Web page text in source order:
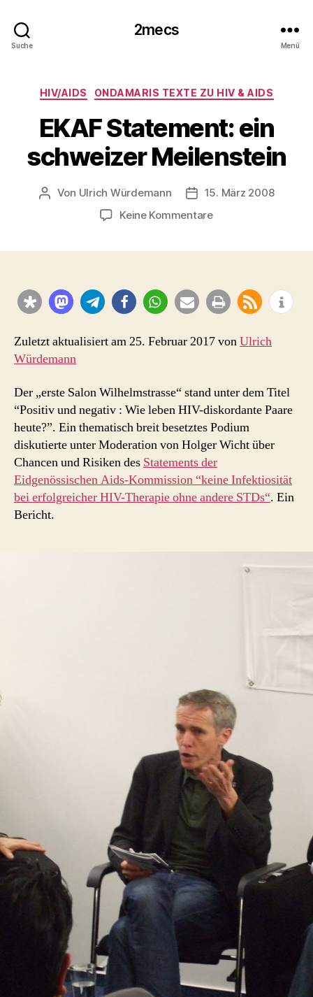
Suche
2mecs
Menü
Kategorien
HIV/AIDS ONDAMARIS TEXTE ZU HIV & AIDS
EKAF Statement: ein
schweizer Meilenstein
Beitragsautor
Von Ulrich Würdemann Beitragsdatum
15. März 2008
Keine Kommentarezu
Meilenstein
Zuletzt aktualisiert am 25. Februar 2017 vonUlrich
Würdemann
Der „erste Salon Wilhelmstrasse“ stand unter dem Titel
“Positiv und negativ : Wie leben HIV-diskordante Paare
heute?”. Ein thematisch breit besetztes Podium
diskutierte unter Moderation von Holger Wicht über
Chancen und Risiken des Statements der
Eidgenössischen Aids-Kommission “keine Infektiosität
bei erfolgreicher HIV-Therapie ohne andere STDs“. Ein
Bericht.